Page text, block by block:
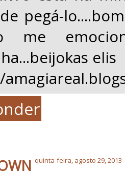
pegá-
me
elis
quinta-feira, agosto 29, 2013